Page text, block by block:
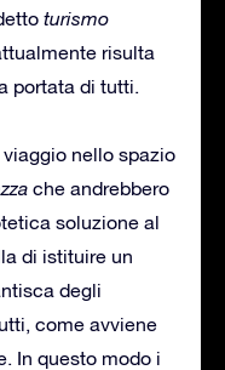
turismo
risulta
portata di tutti.
nello spazio
che andrebbero
soluzione al
di istituire un
degli
come avviene
In questo modo i